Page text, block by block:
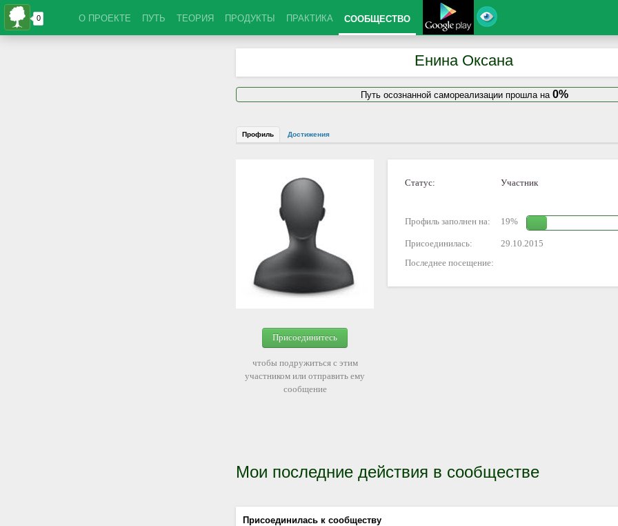
О ПРОЕКТЕ ПУТЬ ТЕОРИЯ ПРОДУКТЫ ПРАКТИКА СООБЩЕСТВО
Енина Оксана
Путь осознанной самореализации прошла на 0%
Профиль Достижения
Присоединитесь
чтобы подружиться с этим
участником или отправить ему
сообщение
Статус: Участник
Профиль заполнен на: 19%
Присоединилась:
29.10.2015
Последнее посещение:
Мои последние действия в сообществе
Присоединилась к сообществу